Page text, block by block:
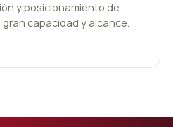
y posicionamiento de
capacidad y alcance.